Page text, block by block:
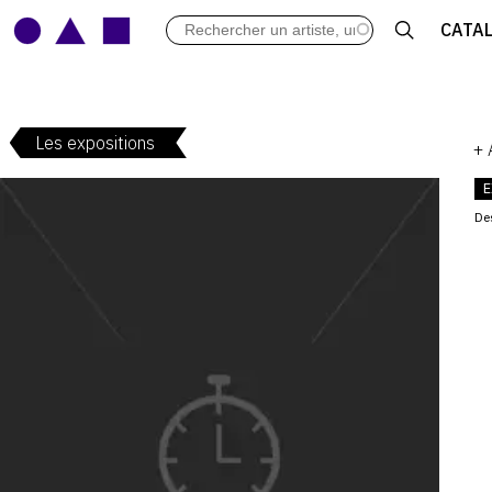
ARCHIVES DES EXPOSITIONS
Les expositions +